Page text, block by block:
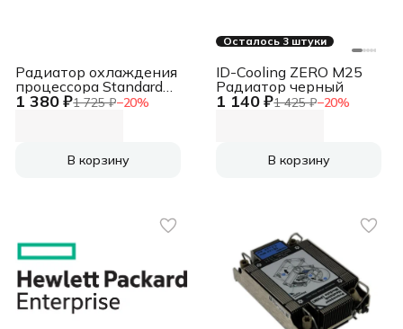
1 380 ₽1 725 ₽−20%
Радиатор охлаждения
процессора Standard
2U Heat Sink for DL380
for DL380 Gen10, new,
pulled, no vendor
В корзину
Осталось 3 штуки
1 140 ₽1 425 ₽−20%
ID-Cooling ZERO M25
Радиатор черный
В корзину